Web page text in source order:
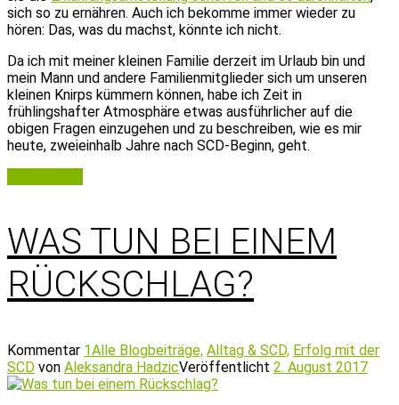
sich so zu ernähren. Auch ich bekomme immer wieder zu
hören: Das, was du machst, könnte ich nicht.
Da ich mit meiner kleinen Familie derzeit im Urlaub bin und
mein Mann und andere Familienmitglieder sich um unseren
kleinen Knirps kümmern können, habe ich Zeit in
frühlingshafter Atmosphäre etwas ausführlicher auf die
obigen Fragen einzugehen und zu beschreiben, wie es mir
heute, zweieinhalb Jahre nach SCD-Beginn, geht.
WAS TUN BEI EINEM
RÜCKSCHLAG?
Kommentar 1Alle Blogbeiträge, Alltag & SCD, Erfolg mit der
SCD von Aleksandra HadzicVeröffentlicht 2. August 2017